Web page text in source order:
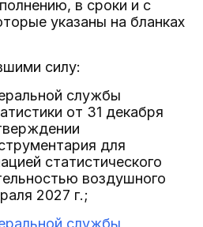
в сроки и с
указаны на бланках
силу:
службы
от 31 декабря
для
статистического
воздушного
2027 г.;
службы